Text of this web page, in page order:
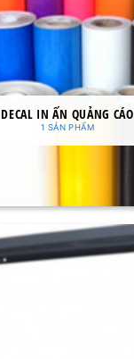
DECAL IN ẤN QUẢNG CÁO
1 SẢN PHẨM